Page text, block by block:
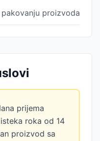
proizvoda
prijema
roka od 14
proizvod sa